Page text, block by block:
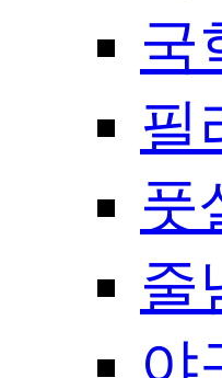
국
필
풋
줄